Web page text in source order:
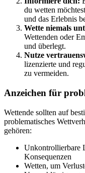
du wetten
und das Erlebnis
Wette niemals
Wettenden oder
und überlegt.
Nutze
lizenzierte und
zu vermeiden.
Anzeichen für
Wettende sollten auf
problematisches
gehören:
Unkontrollierbare
Konsequenzen
Wetten, um